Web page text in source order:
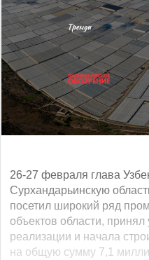
26-27 февраля глава
Сурхандарьинскую
посетил широкий ряд
объектов области,
реализации и начала
на общую сумму 7,1